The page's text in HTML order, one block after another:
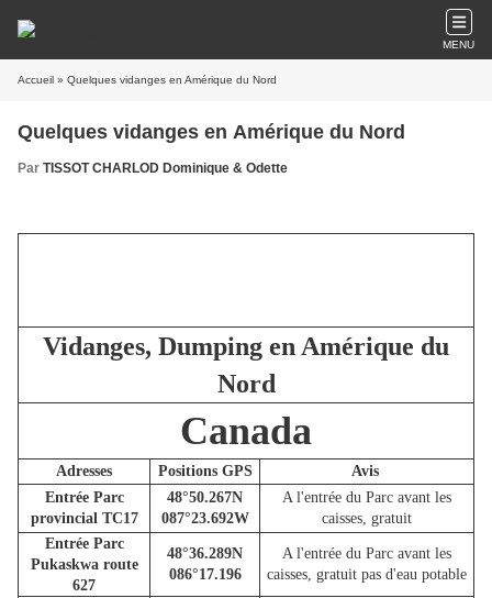
MENU
Accueil » Quelques vidanges en Amérique du Nord
Quelques vidanges en Amérique du Nord
Par TISSOT CHARLOD Dominique & Odette
Vidanges, Dumping en Amérique du
Nord
Canada
Adresses Positions GPS
Avis
Entrée Parc
provincial TC17
48°50.267N
087°23.692W
A l'entrée du Parc avant les
caisses, gratuit
Entrée Parc
Pukaskwa route
627
48°36.289N
086°17.196
A l'entrée du Parc avant les
caisses, gratuit pas d'eau potable